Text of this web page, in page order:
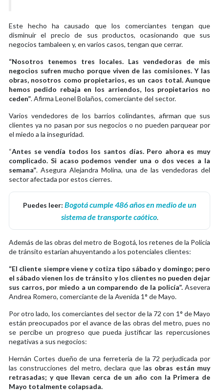
Este hecho ha causado que los comerciantes tengan que
disminuir el precio de sus productos, ocasionando que sus
negocios tambaleen y, en varios casos, tengan que cerrar.
“Nosotros tenemos tres locales. Las vendedoras de mis
negocios sufren mucho porque viven de las comisiones. Y las
obras, nosotros como propietarios, es un caos total. Aunque
hemos pedido rebaja en los arriendos, los propietarios no
ceden”. Afirma Leonel Bolaños, comerciante del sector.
Varios vendedores de los barrios colindantes, afirman que sus
clientes ya no pasan por sus negocios o no pueden parquear por
el miedo a la inseguridad.
“Antes se vendía todos los santos días. Pero ahora es muy
complicado. Si acaso podemos vender una o dos veces a la
semana”. Asegura Alejandra Molina, una de las vendedoras del
sector afectada por estos cierres.
Puedes leer: Bogotá cumple 486 años en medio de un
sistema de transporte caótico.
Además de las obras del metro de Bogotá, los retenes de la Policía
de tránsito estarían ahuyentando a los potenciales clientes:
“El cliente siempre viene y cotiza tipo sábado y domingo; pero
el sábado vienen los de tránsito y los clientes no pueden dejar
sus carros, por miedo a un comparendo de la policía”. Asevera
Andrea Romero, comerciante de la Avenida 1° de Mayo.
Por otro lado, los comerciantes del sector de la 72 con 1° de Mayo
están preocupados por el avance de las obras del metro, pues no
se percibe un progreso que pueda justificar las repercusiones
negativas a sus negocios:
Hernán Cortes dueño de una ferretería de la 72 perjudicada por
las construcciones del metro, declara que las obras están muy
retrasadas; y que llevan cerca de un año con la Primera de
Mayo totalmente colapsada.